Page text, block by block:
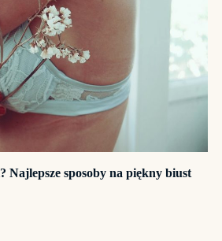
Najlepsze sposoby na piękny biust